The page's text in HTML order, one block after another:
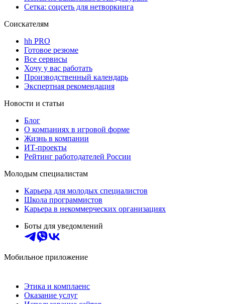
Сетка: соцсеть для нетворкинга
Соискателям
hh PRO
Готовое резюме
Все сервисы
Хочу у вас работать
Производственный календарь
Экспертная рекомендация
Новости и статьи
Блог
О компаниях в игровой форме
Жизнь в компании
ИТ-проекты
Рейтинг работодателей России
Молодым специалистам
Карьера для молодых специалистов
Школа программистов
Карьера в некоммерческих организациях
Боты для уведомлений
Мобильное приложение
Этика и комплаенс
Оказание услуг